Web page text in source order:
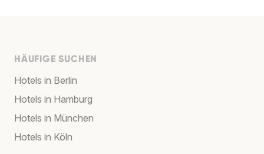
HÄUFIGE SUCHEN
Hotels in Berlin
Hotels in Hamburg
Hotels in München
Hotels in Köln